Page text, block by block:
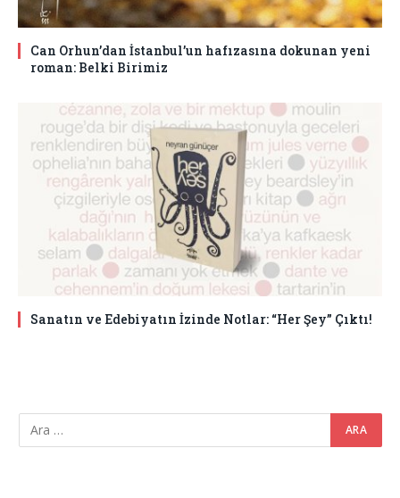
Can Orhun’dan İstanbul’un hafızasına dokunan yeni
roman: Belki Birimiz
Sanatın ve Edebiyatın İzinde Notlar: “Her Şey” Çıktı!